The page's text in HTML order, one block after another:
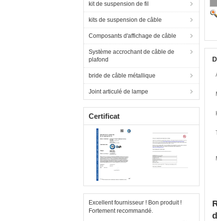
kit de suspension de fil
kits de suspension de câble
Composants d'affichage de câble
Système accrochant de câble de
plafond
bride de câble métallique
Joint articulé de lampe
Certificat
Excellent fournisseur ! Bon produit !
Fortement recommandé.